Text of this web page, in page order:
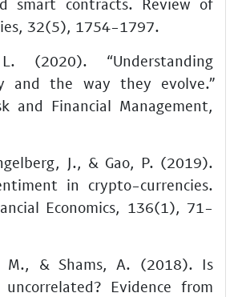
32(5), 1754-1797.
(2020). “Understanding
and the way they evolve.”
and Financial Management,
J., & Gao, P. (2019).
in crypto-currencies.
Economics, 136(1), 71-
M., & Shams, A. (2018). Is
Evidence from